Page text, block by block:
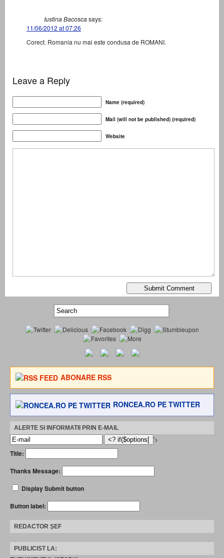
Iustina Bacoscasays:
11/06/2012 at 07:26
Corect. Romania nu mai este condusa de ROMANI.
Leave a Reply
Name (required)
Mail (will not be published) (required)
Website
ABONARE RSS
RONCEA.RO PE TWITTER
ALERTE SI INFORMATII PRIN E-MAIL
'>
Title:
Thanks Message:
Display Submit button
Button label:
REDACTOR ȘEF
PUBLICIST LA: